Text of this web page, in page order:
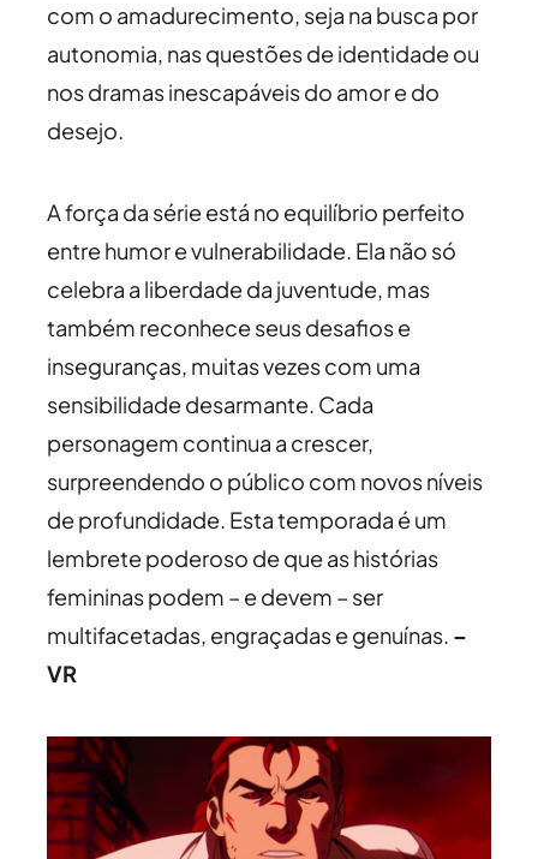
com o amadurecimento, seja na busca por
autonomia, nas questões de identidade ou
nos dramas inescapáveis do amor e do
desejo.
A força da série está no equilíbrio perfeito
entre humor e vulnerabilidade. Ela não só
celebra a liberdade da juventude, mas
também reconhece seus desafios e
inseguranças, muitas vezes com uma
sensibilidade desarmante. Cada
personagem continua a crescer,
surpreendendo o público com novos níveis
de profundidade. Esta temporada é um
lembrete poderoso de que as histórias
femininas podem – e devem – ser
multifacetadas, engraçadas e genuínas. –
VR